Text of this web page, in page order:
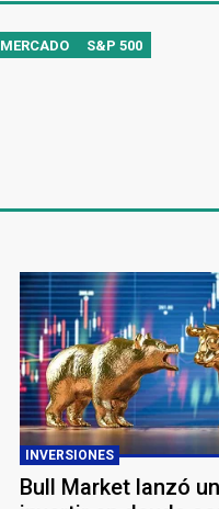
MERCADO S&P 500
INVERSIONES
Bull Market lanzó